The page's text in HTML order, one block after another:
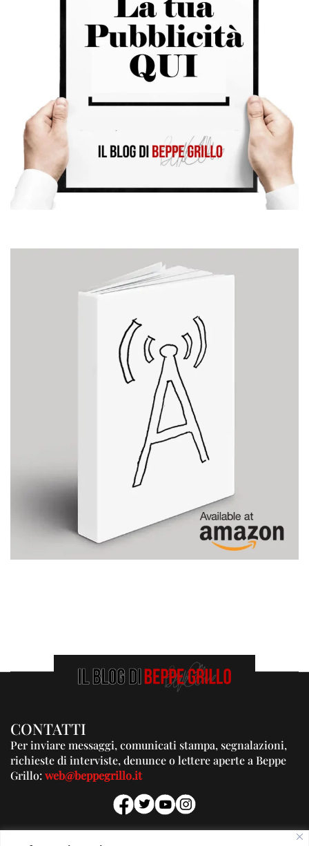
CONTATTI
Per inviare messaggi, comunicati stampa, segnalazioni,
richieste di interviste, denunce o lettere aperte a Beppe
Grillo:web@beppegrillo.it